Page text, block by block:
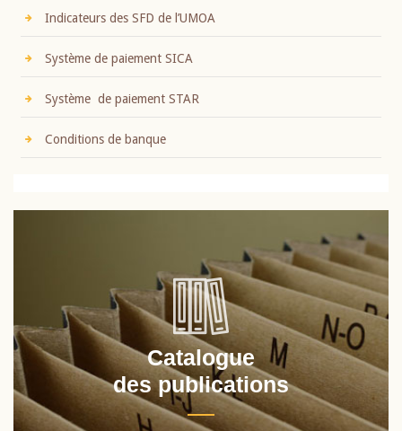
Indicateurs des SFD de l’UMOA
Système de paiement SICA
Système de paiement STAR
Conditions de banque
Catalogue
des publications